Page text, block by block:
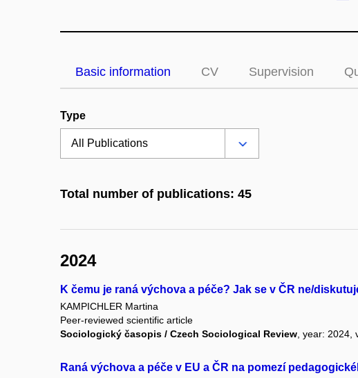
Basic information CV Supervision
Type
Total number of publications: 45
2024
K čemu je raná výchova a péče? Jak se v ČR ne/
KAMPICHLER Martina
Peer-reviewed scientific article
Sociologický časopis / Czech Sociological Review, year: 2024,
Raná výchova a péče v EU a ČR na pomezí